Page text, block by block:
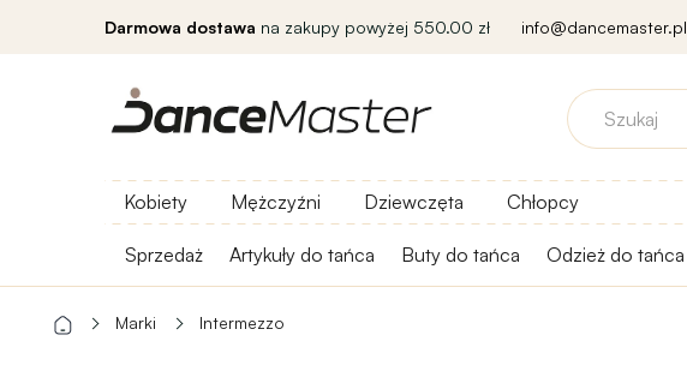
Darmowa dostawa na zakupy powyżej 550.00 zł info@dancemaster.pl
Kobiety Mężczyźni Dziewczęta Chłopcy
Sprzedaż Artykuły do ​​tańca Buty do tańca Odzież do tańca
Marki Intermezzo